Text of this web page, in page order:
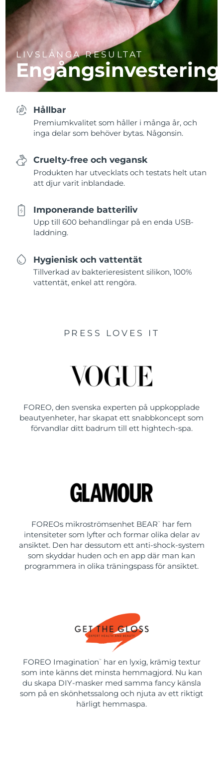
LIVSLÅNGA RESULTAT
Engångsinvestering
Hållbar
Premiumkvalitet som håller i många år, och
inga delar som behöver bytas. Någonsin.
Cruelty-free och vegansk
Produkten har utvecklats och testats helt utan
att djur varit inblandade.
Imponerande batteriliv
Upp till 600 behandlingar på en enda USB-
laddning.
Hygienisk och vattentät
Tillverkad av bakterieresistent silikon, 100%
vattentät, enkel att rengöra.
PRESS LOVES IT
FOREO, den svenska experten på uppkopplade
beautyenheter, har skapat ett snabbkoncept som
förvandlar ditt badrum till ett hightech-spa.
FOREOs mikroströmsenhet BEAR ™
har fem
intensiteter som lyfter och formar olika delar av
ansiktet. Den har dessutom ett anti-shock-system
som skyddar huden och en app där man kan
programmera in olika träningspass för ansiktet.
FOREO Imagination ™
har en lyxig, krämig textur
som inte känns det minsta hemmagjord. Nu kan
du skapa DIY-masker med samma fancy känsla
som på en skönhetssalong och njuta av ett riktigt
härligt hemmaspa.